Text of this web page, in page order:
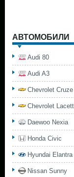
АВТОМОБИЛИ
Audi 80
Audi A3
Chevrolet Cruze
Chevrolet
Daewoo Nexia
Honda Civic
Hyundai Elantra
Nissan Sunny